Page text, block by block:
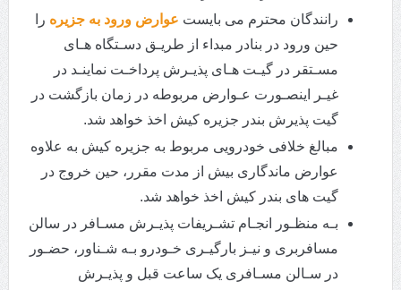
رانندگان محترم می بایست عوارض ورود به جزیره را
حین ورود در بنادر مبداء از طریـق دسـتگاه هـای
مسـتقر در گیـت هـای پذیـرش پرداخـت نماینـد در
غیـر اینصـورت عـوارض مربوطه در زمان بازگشت در
گیت پذیرش بندر جزیره کیش اخذ خواهد شد.
مبالغ خلافی خودرویی مربوط به جزیره کیش به علاوه
عوارض ماندگاری بیش از مدت مقرر، حین خروج در
گیت های بندر کیش اخذ خواهد شد.
بـه منظـور انجـام تشـریفات پذیـرش مسـافر در سالن
مسافربری و نیـز بارگیـری خـودرو بـه شـناور، حضـور
در سـالن مسـافری یک ساعت قبل و پذیـرش